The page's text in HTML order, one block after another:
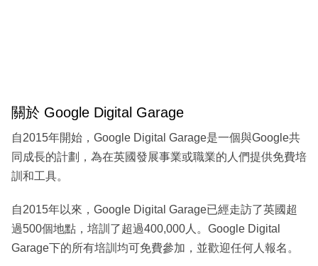
關於 Google Digital Garage
自2015年開始，Google Digital Garage是一個與Google共
同成長的計劃，為在英國發展事業或職業的人們提供免費培
訓和工具。
自2015年以來，Google Digital Garage已經走訪了英國超
過500個地點，培訓了超過400,000人。Google Digital
Garage下的所有培訓均可免費參加，並歡迎任何人報名。